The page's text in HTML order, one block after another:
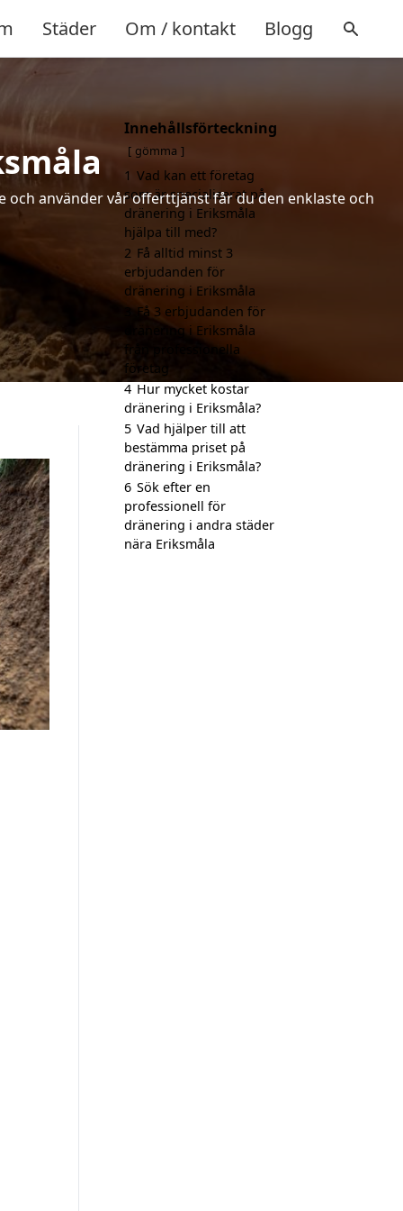
Städer Om / kontakt Blogg
använder vår offerttjänst får du den enklaste och
Innehållsförteckning
gömma
1 Vad kan ett företag
som är specialiserat på
dränering i Eriksmåla
hjälpa till med?
2 Få alltid minst 3
erbjudanden för
dränering i Eriksmåla
3 Få 3 erbjudanden för
dränering i Eriksmåla
från professionella
företag
4 Hur mycket kostar
dränering i Eriksmåla?
5 Vad hjälper till att
bestämma priset på
dränering i Eriksmåla?
6 Sök efter en
professionell för
dränering i andra städer
nära Eriksmåla